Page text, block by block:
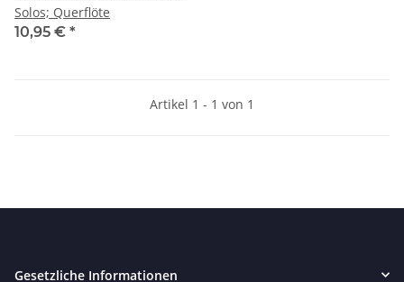
Solos; Querflöte
10,95 € *
Artikel 1 - 1 von 1
Gesetzliche Informationen